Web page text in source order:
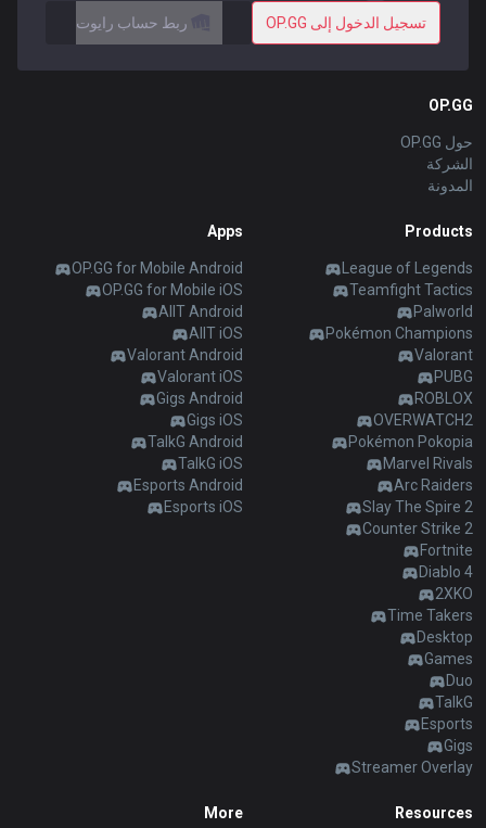
تسجيل الدخول إلى OP.GG ربط حساب رايوت
OP.GG
حول OP.GG
الشركة
المدونة
Products
League of Legends
Teamfight Tactics
Palworld
Pokémon Champions
Valorant
PUBG
ROBLOX
OVERWATCH2
Pokémon Pokopia
Marvel Rivals
Arc Raiders
Slay The Spire 2
Counter Strike 2
Fortnite
Diablo 4
2XKO
Time Takers
Desktop
Games
Duo
TalkG
Esports
Gigs
Streamer Overlay
Apps
OP.GG for Mobile Android
OP.GG for Mobile iOS
AllT Android
AllT iOS
Valorant Android
Valorant iOS
Gigs Android
Gigs iOS
TalkG Android
TalkG iOS
Esports Android
Esports iOS
Resources
More
Gigs
OP.GG for Mobile
AllT
Valorant
Gigs
TalkG
Esports
dansk
Norsk
magyar
suomi
Türkçe
limba română
português
简体中文
繁體中文
српски језик
italiano
ไทย